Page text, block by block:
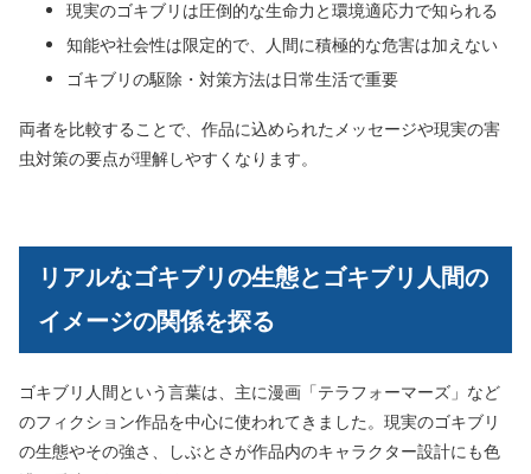
現実のゴキブリは圧倒的な生命力と環境適応力で知られる
知能や社会性は限定的で、人間に積極的な危害は加えない
ゴキブリの駆除・対策方法は日常生活で重要
両者を比較することで、作品に込められたメッセージや現実の害
虫対策の要点が理解しやすくなります。
リアルなゴキブリの生態とゴキブリ人間の
イメージの関係を探る
ゴキブリ人間という言葉は、主に漫画「テラフォーマーズ」など
のフィクション作品を中心に使われてきました。現実のゴキブリ
の生態やその強さ、しぶとさが作品内のキャラクター設計にも色